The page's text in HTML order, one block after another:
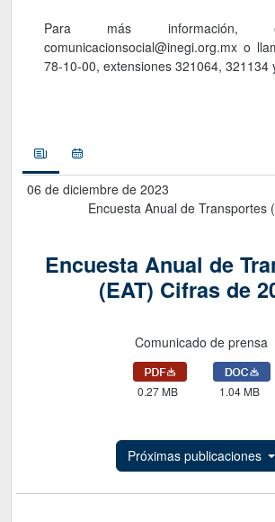
Para más información,
comunicacionsocial@inegi.org.mx o
78-10-00, extensiones 321064, 321134
NoticiasCalendario
06 de diciembre de 2023
Encuesta Anual de Transportes
Encuesta Anual de
(EAT) Cifras de
Comunicado de prensa
0.27 MB 1.04 MB
Próximas publicaciones